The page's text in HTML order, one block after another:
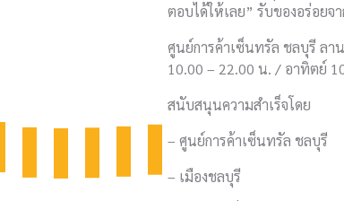
ตอบได้ให้เลย” รับของอร่อยจ
ศูนย์การค้าเซ็นทรัล ชลบุรี ลา
10.00 – 22.00 น. / อาทิตย์
สนับสนุนความสำเร็จโดย
– ศูนย์การค้าเซ็นทรัล ชลบุรี
– เมืองชลบุรี